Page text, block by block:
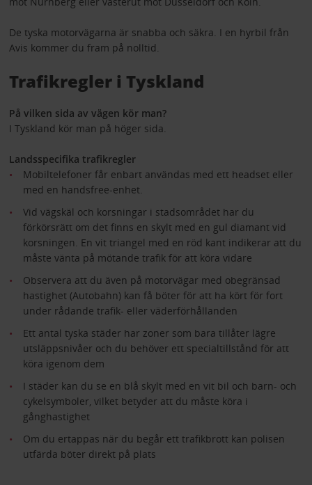
De tyska motorvägarna är snabba och säkra. I en hyrbil från
Avis kommer du fram på nolltid.
Trafikregler i Tyskland
På vilken sida av vägen kör man?
I Tyskland kör man på höger sida.
Landsspecifika trafikregler
Mobiltelefoner får enbart användas med ett headset eller
med en handsfree-enhet.
Vid vägskäl och korsningar i stadsområdet har du
förkörsrätt om det finns en skylt med en gul diamant vid
korsningen. En vit triangel med en röd kant indikerar att du
måste vänta på mötande trafik för att köra vidare
Observera att du även på motorvägar med obegränsad
hastighet (Autobahn) kan få böter för att ha kört för fort
under rådande trafik- eller väderförhållanden
Ett antal tyska städer har zoner som bara tillåter lägre
utsläppsnivåer och du behöver ett specialtillstånd för att
köra igenom dem
I städer kan du se en blå skylt med en vit bil och barn- och
cykelsymboler, vilket betyder att du måste köra i
gånghastighet
Om du ertappas när du begår ett trafikbrott kan polisen
utfärda böter direkt på plats